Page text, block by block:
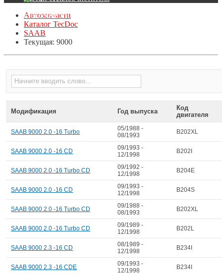
Автозапчасти
Каталог TecDoc
SAAB
Текущая: 9000
Модификация Год выпуска
Код
двигателя
SAAB 9000 2.0 -16 Turbo
05/1988 -
08/1993
B202XL
SAAB 9000 2.0 -16 CD
09/1993 -
12/1998
B202I
SAAB 9000 2.0 -16 Turbo CD
09/1992 -
12/1998
B204E
SAAB 9000 2.0 -16 CD
09/1993 -
12/1998
B204S
SAAB 9000 2.0 -16 Turbo CD
09/1988 -
08/1993
B202XL
SAAB 9000 2.0 -16 Turbo CD
09/1989 -
12/1998
B202L
SAAB 9000 2.3 -16 CD
08/1989 -
12/1998
B234I
SAAB 9000 2.3 -16 CDE
09/1993 -
12/1998
B234I